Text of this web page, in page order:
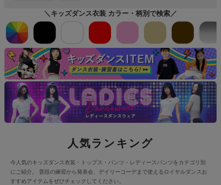
＼キッズダンス衣装 カラー・柄別で検索／
人気ランキング
今人気のキッズダンス衣装・トップス・パンツ・レディースパンツをカテゴリ別
にご紹介。 普段の練習から発表会、デイリーコーデまで使えるロイヤルダンスお
すすめアイテムをぜひチェックしてください。